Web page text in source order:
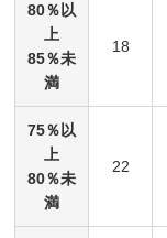
80％以
上
85％未
満
18
75％以
上
80％未
満
22